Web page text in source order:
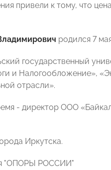
привели к тому, что
родился 7
государственный
и Налогообложение»,
отрасли».
- директор ООО
Иркутска.
"ОПОРЫ РОССИИ"